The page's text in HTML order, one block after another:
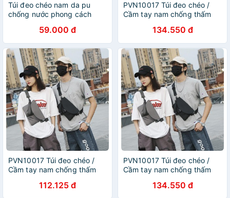
Túi đeo chéo nam da pu
chống nước phong cách
59.000 đ
PVN10017 Túi đeo chéo /
Cầm tay nam chống thấm
134.550 đ
PVN10017 Túi đeo chéo /
Cầm tay nam chống thấm
112.125 đ
PVN10017 Túi đeo chéo /
Cầm tay nam chống thấm
134.550 đ